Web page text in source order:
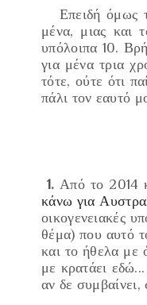
Επειδή όμως
μένα, μιας και
υπόλοιπα 10.
για μένα τρια
τότε, ούτε ότι
πάλι τον εαυτό
1.Από το 2014
κάνω για
οικογενειακές
θέμα) που αυτό
και το ήθελα με
με κρατάει
αν δε συμβαίνει,